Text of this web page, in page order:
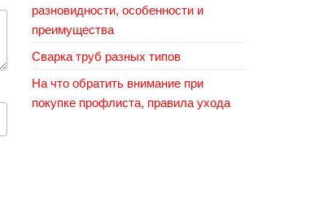
разновидности, особенности и
преимущества
Сварка труб разных типов
На что обратить внимание при
покупке профлиста, правила ухода